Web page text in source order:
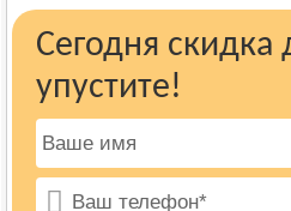
Сегодня скидка
упустите!